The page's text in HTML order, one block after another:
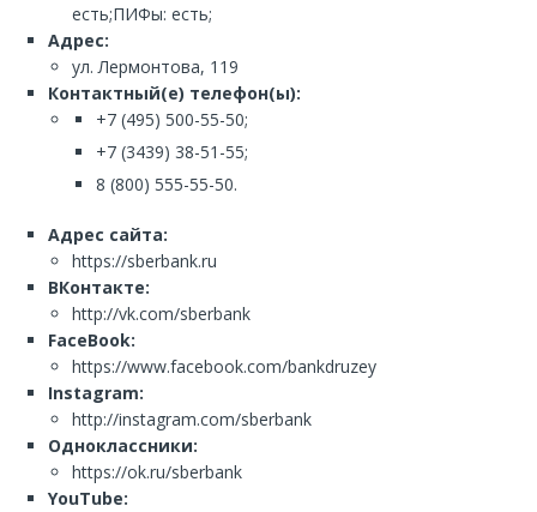
есть;ПИФы: есть;
Адрес:
ул. Лермонтова, 119
Контактный(е) телефон(ы):
+7 (495) 500-55-50;
+7 (3439) 38-51-55;
8 (800) 555-55-50.
Адрес сайта:
https://sberbank.ru
ВКонтакте:
http://vk.com/sberbank
FaceBook:
https://www.facebook.com/bankdruzey
Instagram:
http://instagram.com/sberbank
Одноклассники:
https://ok.ru/sberbank
YouTube: